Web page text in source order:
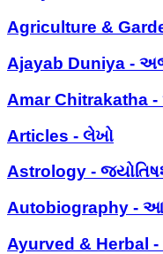
Agriculture &
Ajayab Duniya -
Amar Chitrakatha
Articles - લેખો
Astrology -
Autobiography -
Ayurved & Herbal